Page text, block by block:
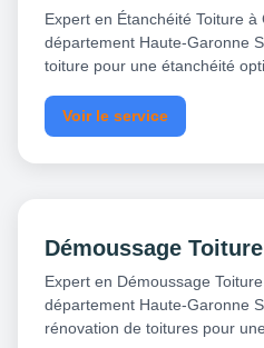
Expert en Étanchéité Toiture à
département Haute-Garonne
toiture pour une étanchéité
Voir le service
Démoussage
Expert en Démoussage
département Haute-Garonne
rénovation de toitures pour